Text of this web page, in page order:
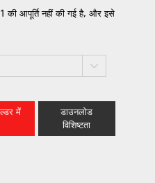
की आपूर्ति नहीं की गई है, और इसे
में
डाउनलोड
विशिष्टता